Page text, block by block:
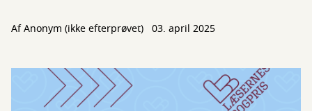
AfAnonym (ikke efterprøvet) 03. april 2025